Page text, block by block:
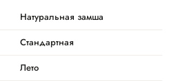
Натуральная замша
Стандартная
Лето